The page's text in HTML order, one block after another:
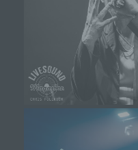
Gerät abspeichert.
über einen
abgelegt und
Verwendung von
SessionStorage durch
Ihrem Browser
Zahlreiche
Cookies. Viele
Cookie-ID. Eine
Kennung des
Zeichenfolge, durch